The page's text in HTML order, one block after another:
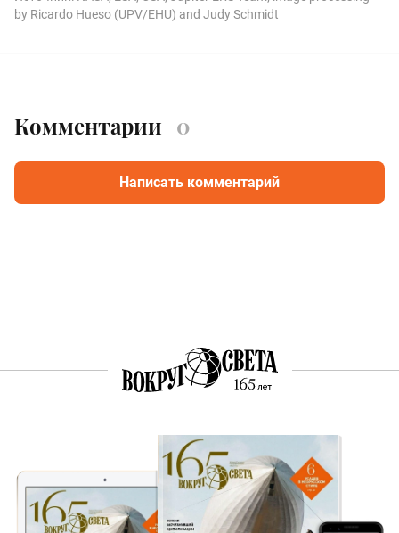
by Ricardo Hueso (UPV/EHU) and Judy Schmidt
Комментарии 0
Написать комментарий